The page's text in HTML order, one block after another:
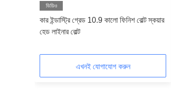
ভিডিও
কার ইন্ডাস্ট্রি গ্রেড 10.9 কালো ফিনিশ বোল্ট স্কয়ার
হেড লাইনার বোল্ট
এখনই যোগাযোগ করুন